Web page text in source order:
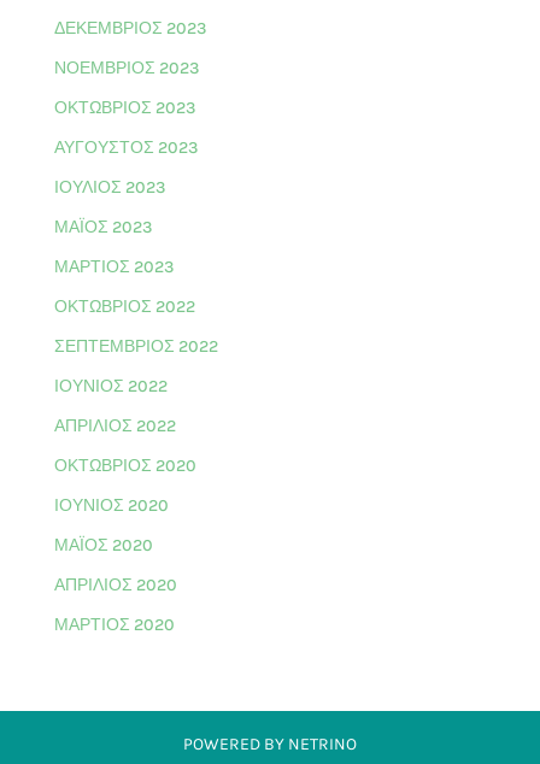
ΔΕΚΈΜΒΡΙΟΣ 2023
ΝΟΈΜΒΡΙΟΣ 2023
ΟΚΤΏΒΡΙΟΣ 2023
ΑΎΓΟΥΣΤΟΣ 2023
ΙΟΎΛΙΟΣ 2023
ΜΆΙΟΣ 2023
ΜΆΡΤΙΟΣ 2023
ΟΚΤΏΒΡΙΟΣ 2022
ΣΕΠΤΈΜΒΡΙΟΣ 2022
ΙΟΎΝΙΟΣ 2022
ΑΠΡΊΛΙΟΣ 2022
ΟΚΤΏΒΡΙΟΣ 2020
ΙΟΎΝΙΟΣ 2020
ΜΆΙΟΣ 2020
ΑΠΡΊΛΙΟΣ 2020
ΜΆΡΤΙΟΣ 2020
POWERED BY NETRINO